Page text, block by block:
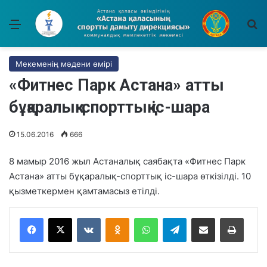
Мәзір
Мекеменің мәдени өмірі
«Фитнес Парк Астана» атты
бұқаралық-спорттық іс-шара
15.06.2016 666
8 мамыр 2016 жыл Астаналық саябақта «Фитнес Парк
Астана» атты бұқаралық-спорттық іс-шара өткізілді. 10
қызметкермен қамтамасыз етілді.
Telegram